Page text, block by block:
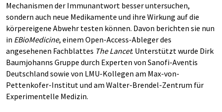
Mechanismen der Immunantwort besser untersuchen,
sondern auch neue Medikamente und ihre Wirkung auf die
körpereigene Abwehr testen können. Davon berichten sie nun
in EBioMedicine, einem Open-Access-Ableger des
angesehenen Fachblattes The Lancet. Unterstützt wurde Dirk
Baumjohanns Gruppe durch Experten von Sanofi-Aventis
Deutschland sowie von LMU-Kollegen am Max-von-
Pettenkofer-Institut und am Walter-Brendel-Zentrum für
Experimentelle Medizin.